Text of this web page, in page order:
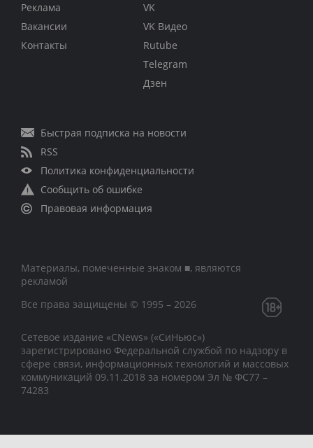
Реклама
Вакансии
Контакты
VK
VK Видео
Rutube
Telegram
Дзен
Быстрая подписка на новости
RSS
Политика конфиденциальности
Сообщить об ошибке
Правовая информация
Материалы, помеченные знаком ■, являются
рекламой
Все права защищены © 1995 – 2026
Сетевое издание «CNews» («СиНьюс»)
зарегистрировано Федеральной службой по надзору в
сфере связи, информационных технологий и массовых
коммуникаций 09.11.2018 за номером Эл № ФС77 –
74283